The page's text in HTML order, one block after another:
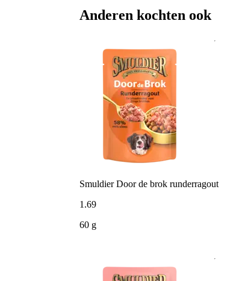
Anderen kochten ook
Smuldier Door de brok runderragout
1 .69
60 g